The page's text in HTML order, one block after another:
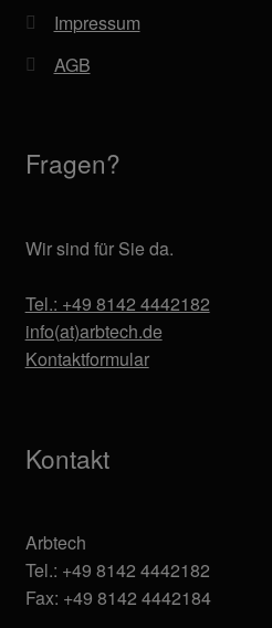
Schmierstoffe
Sicherheitsschränke
Warenkorb
Impressum
AGB
Fragen?
Wir sind für Sie da.
Tel.: +49 8142 4442182
info(at)arbtech.de
Kontaktformular
Kontakt
Arbtech
Tel.: +49 8142 4442182
Fax: +49 8142 4442184